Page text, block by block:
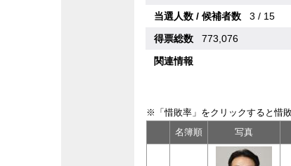
当選人数 / 候補者数
3 / 15
得票総数
773,076
関連情報
※「惜敗率」をクリックすると惜
名簿順
写真